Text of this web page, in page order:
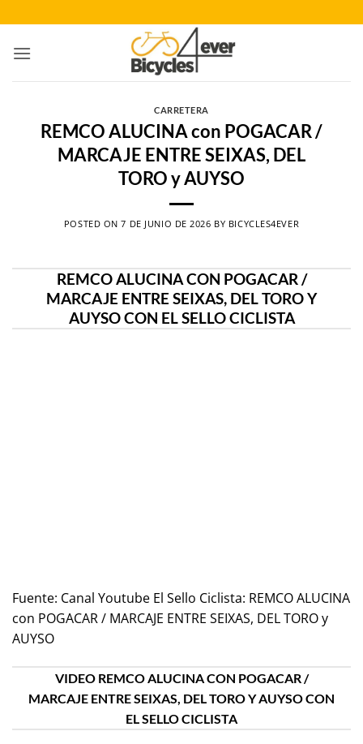
al
contenido
CARRETERA
REMCO ALUCINA con POGACAR /
MARCAJE ENTRE SEIXAS, DEL
TORO y AUYSO
POSTED ON7 DE JUNIO DE 2026 BY BICYCLES4EVER
REMCO ALUCINA CON POGACAR /
MARCAJE ENTRE SEIXAS, DEL TORO Y
AUYSO CON EL SELLO CICLISTA
Fuente: Canal Youtube El Sello Ciclista: REMCO ALUCINA
con POGACAR / MARCAJE ENTRE SEIXAS, DEL TORO y
AUYSO
VIDEO REMCO ALUCINA CON POGACAR /
MARCAJE ENTRE SEIXAS, DEL TORO Y AUYSO CON
EL SELLO CICLISTA